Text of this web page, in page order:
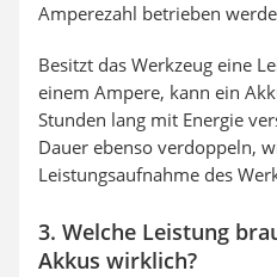
Amperezahl betrieben
Besitzt das Werkzeug eine
einem Ampere, kann ein
Stunden lang mit Energie
Dauer ebenso verdoppeln,
Leistungsaufnahme des
3. Welche Leistung
Akkus wirklich?